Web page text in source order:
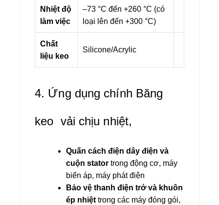
Nhiệt độ
làm việc
–73 °C đến +260 °C (có
loại lên đến +300 °C)
Chất
liệu keo
Silicone/Acrylic
4. Ứng dụng chính Băng
keo vải chịu nhiệt,
Quấn cách điện dây điện và
cuộn stator trong động cơ, máy
biến áp, máy phát điện
Bảo vệ thanh điện trở và khuôn
ép nhiệt trong các máy đóng gói,